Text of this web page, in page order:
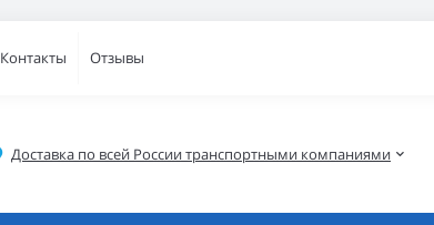
Контакты Отзывы
Доставка по всей России транспортными компаниями